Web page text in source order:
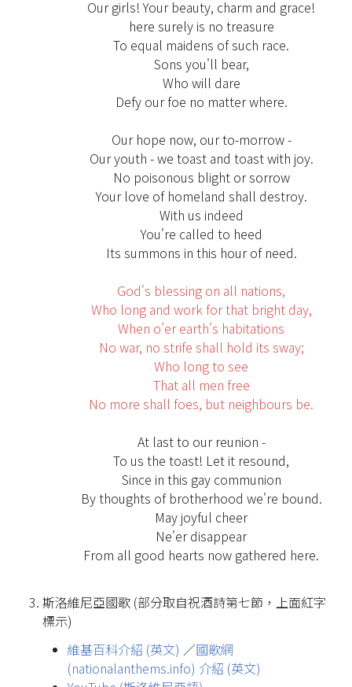
Our girls! Your beauty, charm and grace!
here surely is no treasure
To equal maidens of such race.
Sons you'll bear,
Who will dare
Defy our foe no matter where.
Our hope now, our to-morrow -
Our youth - we toast and toast with joy.
No poisonous blight or sorrow
Your love of homeland shall destroy.
With us indeed
You're called to heed
Its summons in this hour of need.
God's blessing on all nations,
Who long and work for that bright day,
When o'er earth's habitations
No war, no strife shall hold its sway;
Who long to see
That all men free
No more shall foes, but neighbours be.
At last to our reunion -
To us the toast! Let it resound,
Since in this gay communion
By thoughts of brotherhood we're bound.
May joyful cheer
Ne'er disappear
From all good hearts now gathered here.
斯洛維尼亞國歌 (部分取自祝酒詩第七節，上面紅字
標示)
維基百科介紹 (英文) ／國歌網
(nationalanthems.info) 介紹 (英文)